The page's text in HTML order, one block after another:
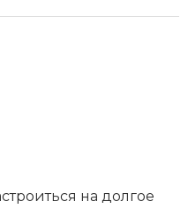
на долгое